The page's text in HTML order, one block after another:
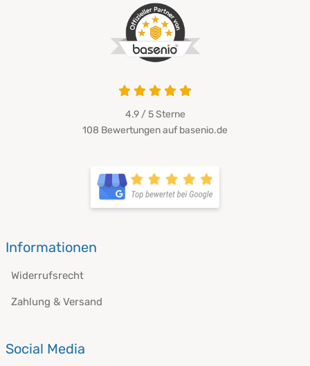
4.9 von 5
4.9 / 5Sterne
108 Bewertungen auf basenio.de
öffnet in neuem Fenster
Informationen
Widerrufsrecht
Zahlung & Versand
Social Media